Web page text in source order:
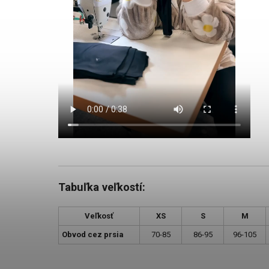
Tabuľka veľkostí:
Veľkosť XS S M
Obvod cez prsia 70-85 86-95 96-105